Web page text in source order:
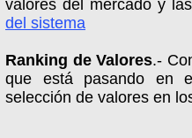
valores del mercado y
del sistema
Ranking de Valores.-
que está pasando en
selección de valores en